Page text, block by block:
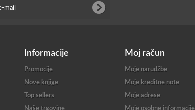
Informacije
Promocije
Nove knjige
Top sellers
Moj račun
Moje narudžbe
Moje kreditne note
Moje adrese